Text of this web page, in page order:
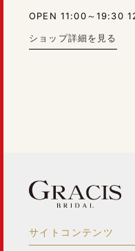
OPEN 11:00～19:30
ショップ詳細を見る
サイトコンテンツ